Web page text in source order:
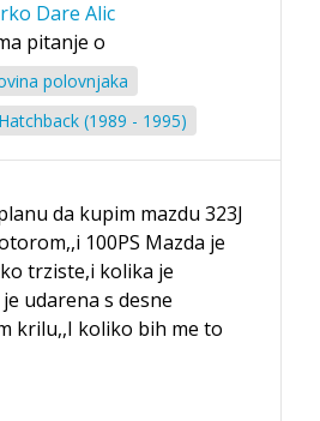
Dare Alic
pitanje o
polovnjaka
(1989 - 1995)
da kupim mazdu 323J
100PS Mazda je
trziste,i kolika je
udarena s desne
krilu,,I koliko bih me to